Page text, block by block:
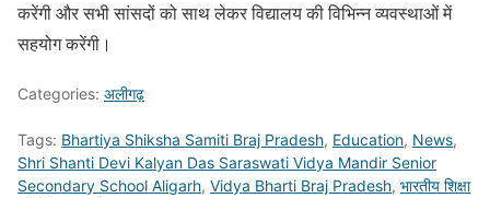
करेंगी और सभी सांसदों को साथ लेकर विद्यालय की विभिन्न व्यवस्थाओं में
सहयोग करेंगी।
Categories: अलीगढ़
Tags: Bhartiya Shiksha Samiti Braj Pradesh, Education, News,
Shri Shanti Devi Kalyan Das Saraswati Vidya Mandir Senior
Secondary School Aligarh, Vidya Bharti Braj Pradesh, भारतीय शिक्षा